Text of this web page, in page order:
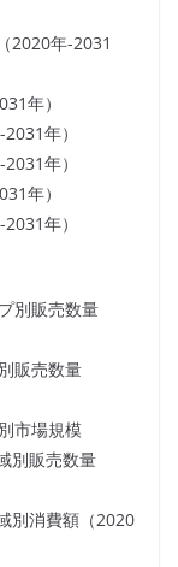
2020年-2031
年）
年）
年）
年）
年）
別販売数量
販売数量
市場規模
別販売数量
別消費額（2020